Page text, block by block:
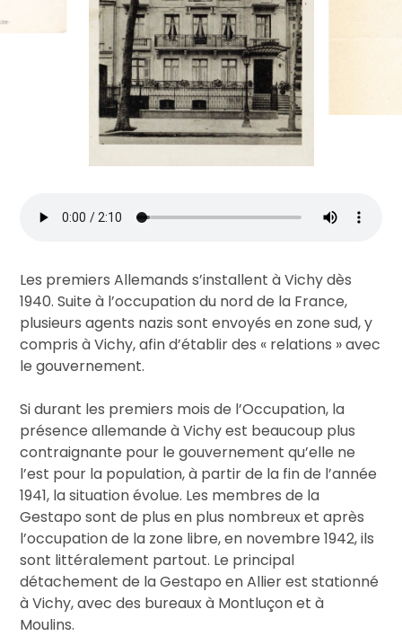
Les premiers Allemands s’installent à Vichy dès
1940. Suite à l’occupation du nord de la France,
plusieurs agents nazis sont envoyés en zone sud, y
compris à Vichy, afin d’établir des « relations » avec
le gouvernement.
Si durant les premiers mois de l’Occupation, la
présence allemande à Vichy est beaucoup plus
contraignante pour le gouvernement qu’elle ne
l’est pour la population, à partir de la fin de l’année
1941, la situation évolue. Les membres de la
Gestapo sont de plus en plus nombreux et après
l’occupation de la zone libre, en novembre 1942, ils
sont littéralement partout. Le principal
détachement de la Gestapo en Allier est stationné
à Vichy, avec des bureaux à Montluçon et à
Moulins.